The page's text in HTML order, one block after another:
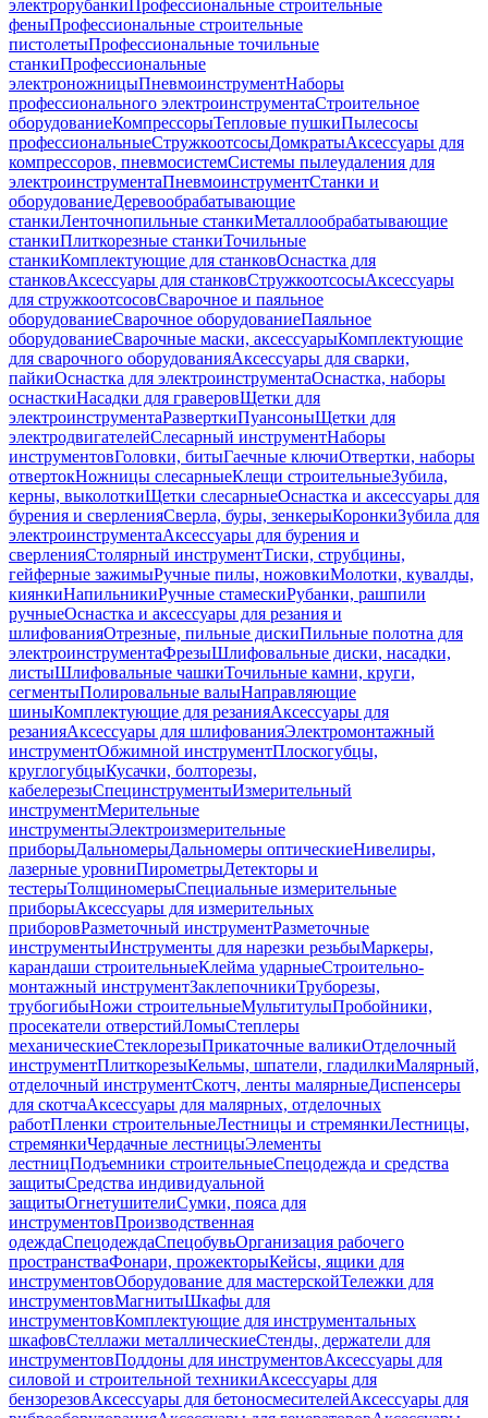
электрорубанкиПрофессиональные строительные
феныПрофессиональные строительные
пистолетыПрофессиональные точильные
станкиПрофессиональные
электроножницыПневмоинструментНаборы
профессионального электроинструментаСтроительное
оборудованиеКомпрессорыТепловые пушкиПылесосы
профессиональныеСтружкоотсосыДомкратыАксессуары для
компрессоров, пневмосистемСистемы пылеудаления для
электроинструментаПневмоинструментСтанки и
оборудованиеДеревообрабатывающие
станкиЛенточнопильные станкиМеталлообрабатывающие
станкиПлиткорезные станкиТочильные
станкиКомплектующие для станковОснастка для
станковАксессуары для станковСтружкоотсосыАксессуары
для стружкоотсосовСварочное и паяльное
оборудованиеСварочное оборудованиеПаяльное
оборудованиеСварочные маски, аксессуарыКомплектующие
для сварочного оборудованияАксессуары для сварки,
пайкиОснастка для электроинструментаОснастка, наборы
оснасткиНасадки для граверовЩетки для
электроинструментаРазверткиПуансоныЩетки для
электродвигателейСлесарный инструментНаборы
инструментовГоловки, битыГаечные ключиОтвертки, наборы
отвертокНожницы слесарныеКлещи строительныеЗубила,
керны, выколоткиЩетки слесарныеОснастка и аксессуары для
бурения и сверленияСверла, буры, зенкерыКоронкиЗубила для
электроинструментаАксессуары для бурения и
сверленияСтолярный инструментТиски, струбцины,
гейферные зажимыРучные пилы, ножовкиМолотки, кувалды,
киянкиНапильникиРучные стамескиРубанки, рашпили
ручныеОснастка и аксессуары для резания и
шлифованияОтрезные, пильные дискиПильные полотна для
электроинструментаФрезыШлифовальные диски, насадки,
листыШлифовальные чашкиТочильные камни, круги,
сегментыПолировальные валыНаправляющие
шиныКомплектующие для резанияАксессуары для
резанияАксессуары для шлифованияЭлектромонтажный
инструментОбжимной инструментПлоскогубцы,
круглогубцыКусачки, болторезы,
кабелерезыСпецинструментыИзмерительный
инструментМерительные
инструментыЭлектроизмерительные
приборыДальномерыДальномеры оптическиеНивелиры,
лазерные уровниПирометрыДетекторы и
тестерыТолщиномерыСпециальные измерительные
приборыАксессуары для измерительных
приборовРазметочный инструментРазметочные
инструментыИнструменты для нарезки резьбыМаркеры,
карандаши строительныеКлейма ударныеСтроительно-
монтажный инструментЗаклепочникиТруборезы,
трубогибыНожи строительныеМультитулыПробойники,
просекатели отверстийЛомыСтеплеры
механическиеСтеклорезыПрикаточные валикиОтделочный
инструментПлиткорезыКельмы, шпатели, гладилкиМалярный,
отделочный инструментСкотч, ленты малярныеДиспенсеры
для скотчаАксессуары для малярных, отделочных
работПленки строительныеЛестницы и стремянкиЛестницы,
стремянкиЧердачные лестницыЭлементы
лестницПодъемники строительныеСпецодежда и средства
защитыСредства индивидуальной
защитыОгнетушителиСумки, пояса для
инструментовПроизводственная
одеждаСпецодеждаСпецобувьОрганизация рабочего
пространстваФонари, прожекторыКейсы, ящики для
инструментовОборудование для мастерскойТележки для
инструментовМагнитыШкафы для
инструментовКомплектующие для инструментальных
шкафовСтеллажи металлическиеСтенды, держатели для
инструментовПоддоны для инструментовАксессуары для
силовой и строительной техникиАксессуары для
бензорезовАксессуары для бетоносмесителейАксессуары для